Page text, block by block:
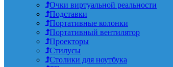
Очки виртуальной реальности
Подставки
Портативные колонки
Портативный вентилятор
Проекторы
Стилусы
Столики для ноутбука